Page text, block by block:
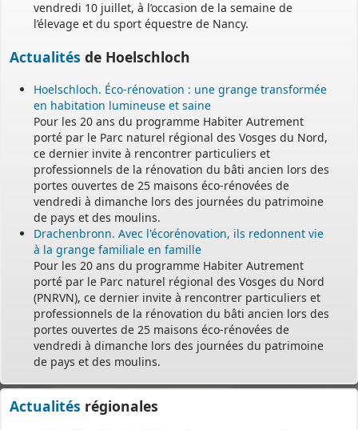
vendredi 10 juillet, à l’occasion de la semaine de
l’élevage et du sport équestre de Nancy.
Actualités de Hoelschloch
Hoelschloch. Éco-rénovation : une grange transformée
en habitation lumineuse et saine
Pour les 20 ans du programme Habiter Autrement
porté par le Parc naturel régional des Vosges du Nord,
ce dernier invite à rencontrer particuliers et
professionnels de la rénovation du bâti ancien lors des
portes ouvertes de 25 maisons éco-rénovées de
vendredi à dimanche lors des journées du patrimoine
de pays et des moulins.
Drachenbronn. Avec l'écorénovation, ils redonnent vie
à la grange familiale en famille
Pour les 20 ans du programme Habiter Autrement
porté par le Parc naturel régional des Vosges du Nord
(PNRVN), ce dernier invite à rencontrer particuliers et
professionnels de la rénovation du bâti ancien lors des
portes ouvertes de 25 maisons éco-rénovées de
vendredi à dimanche lors des journées du patrimoine
de pays et des moulins.
Actualités régionales